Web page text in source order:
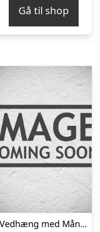
Gå til shop
Vedhæng med Månesten – 25mm – m/kæde